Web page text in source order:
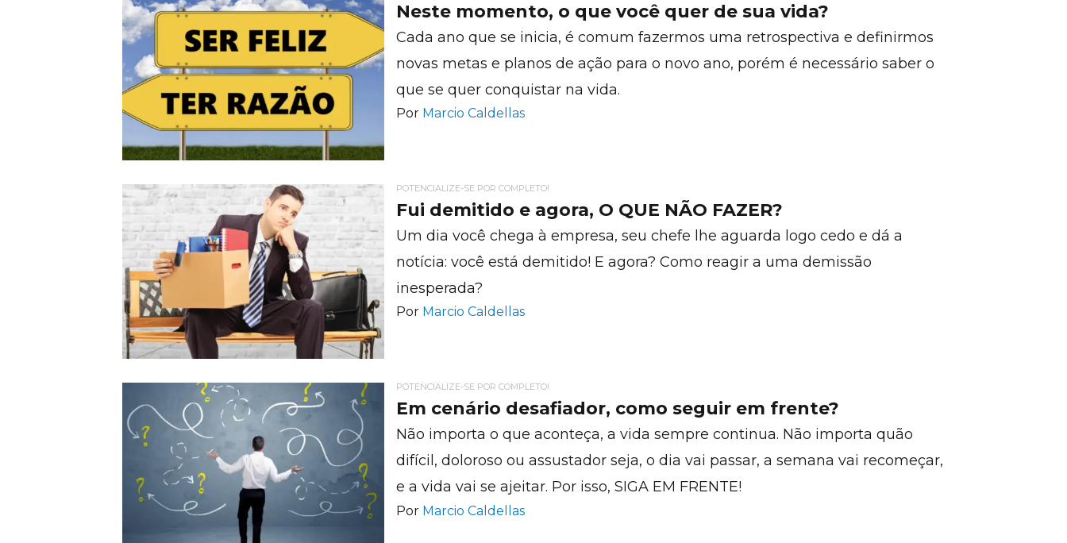
Neste momento, o que você quer de sua vida?
Cada ano que se inicia, é comum fazermos uma retrospectiva e definirmos
novas metas e planos de ação para o novo ano, porém é necessário saber o
que se quer conquistar na vida.
Por Marcio Caldellas
POTENCIALIZE-SE POR COMPLETO!
Fui demitido e agora, O QUE NÃO FAZER?
Um dia você chega à empresa, seu chefe lhe aguarda logo cedo e dá a
notícia: você está demitido! E agora? Como reagir a uma demissão
inesperada?
Por Marcio Caldellas
POTENCIALIZE-SE POR COMPLETO!
Em cenário desafiador, como seguir em frente?
Não importa o que aconteça, a vida sempre continua. Não importa quão
difícil, doloroso ou assustador seja, o dia vai passar, a semana vai recomeçar,
e a vida vai se ajeitar. Por isso, SIGA EM FRENTE!
Por Marcio Caldellas